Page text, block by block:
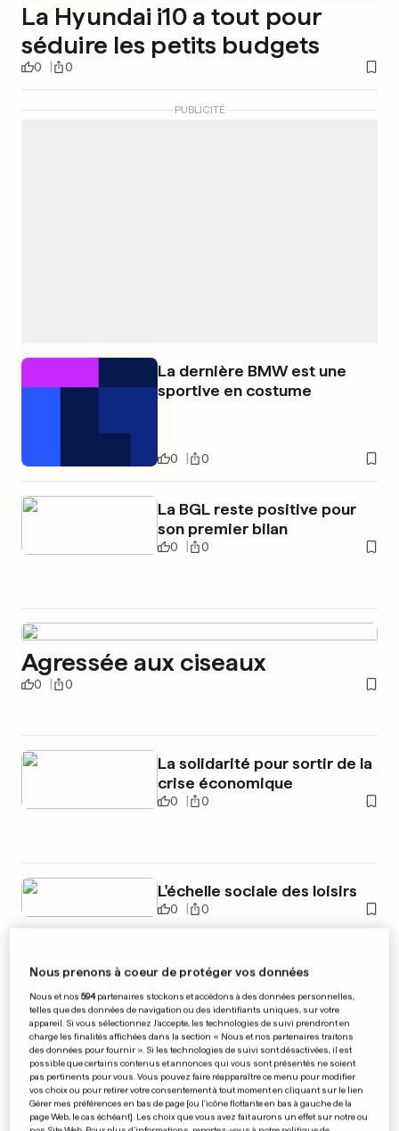
La Hyundai i10 a tout pour
séduire les petits budgets
0 0
La dernière BMW est une
sportive en costume
0 0
La BGL reste positive pour
son premier bilan
0 0
PUBLICITÉ
Agressée aux ciseaux
0 0
La solidarité pour sortir de la
crise économique
0 0
L'échelle sociale des loisirs
0 0
PUBLICITÉ
Nous prenons à coeur de protéger vos données
Nous et nos594partenaires stockons et accédons à des données personnelles,
telles que des données de navigation ou des identifiants uniques, sur votre
appareil. Si vous sélectionnez J'accepte, les technologies de suivi prendront en
charge les finalités affichées dans la section « Nous et nos partenaires traitons
des données pour fournir ». Si les technologies de suivi sont désactivées, il est
possible que certains contenus et annonces qui vous sont présentés ne soient
pas pertinents pour vous. Vous pouvez faire réapparaître ce menu pour modifier
vos choix ou pour retirer votre consentement à tout moment en cliquant sur le lien
Gérer mes préférences en bas de page [ou l'icône flottante en bas à gauche de la
page Web, le cas échéant]. Les choix que vous avez fait aurons un effet sur notre ou